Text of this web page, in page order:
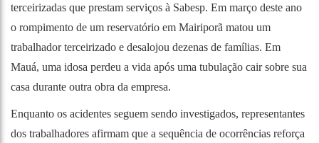
terceirizadas que prestam serviços à Sabesp. Em março deste ano
o rompimento de um reservatório em Mairiporã matou um
trabalhador terceirizado e desalojou dezenas de famílias. Em
Mauá, uma idosa perdeu a vida após uma tubulação cair sobre sua
casa durante outra obra da empresa.
Enquanto os acidentes seguem sendo investigados, representantes
dos trabalhadores afirmam que a sequência de ocorrências reforça